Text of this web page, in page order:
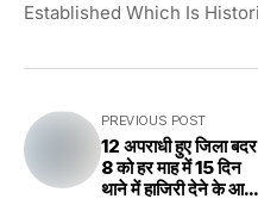
Established Which Is
PREVIOUS POST
12 अपराधी हुए जिला बदर
8 को हर माह में 15 दिन
थाने में हाजिरी देने के आदेश